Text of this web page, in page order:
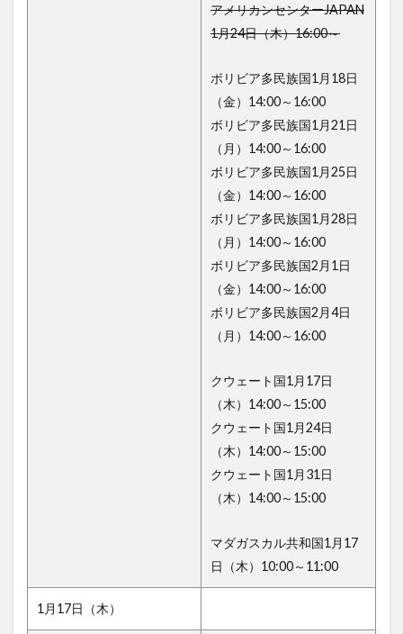
アメリカンセンターJAPAN
1月24日（木）16:00～
ボリビア多民族国1月18日
（金）14:00～16:00
ボリビア多民族国1月21日
（月）14:00～16:00
ボリビア多民族国1月25日
（金）14:00～16:00
ボリビア多民族国1月28日
（月）14:00～16:00
ボリビア多民族国2月1日
（金）14:00～16:00
ボリビア多民族国2月4日
（月）14:00～16:00
クウェート国1月17日
（木）14:00～15:00
クウェート国1月24日
（木）14:00～15:00
クウェート国1月31日
（木）14:00～15:00
マダガスカル共和国1月17
日（木）10:00～11:00
1月17日（木）